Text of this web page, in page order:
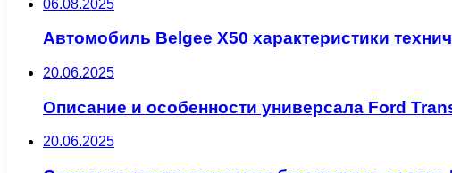
06.08.2025
Автомобиль Belgee X50 характеристики
20.06.2025
Описание и особенности универсала Ford
20.06.2025